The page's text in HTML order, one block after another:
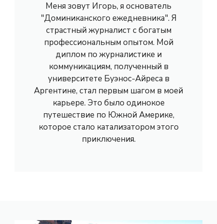
Меня зовут Игорь, я основатель
"Доминиканского ежедневника". Я
страстный журналист с богатым
профессиональным опытом. Мой
диплом по журналистике и
коммуникациям, полученный в
университете Буэнос-Айреса в
Аргентине, стал первым шагом в моей
карьере. Это было одинокое
путешествие по Южной Америке,
которое стало катализатором этого
приключения.